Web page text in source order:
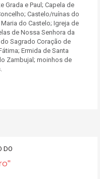
Grada e Paul; Capela de
Castelo/ruínas do
do Castelo; Igreja de
de Nossa Senhora da
Sagrado Coração de
Ermida de Santa
Zambujal; moinhos de